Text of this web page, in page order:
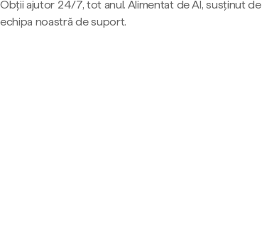
Obții ajutor 24/7, tot anul. Alimentat de AI, susținut de
echipa noastră de suport.